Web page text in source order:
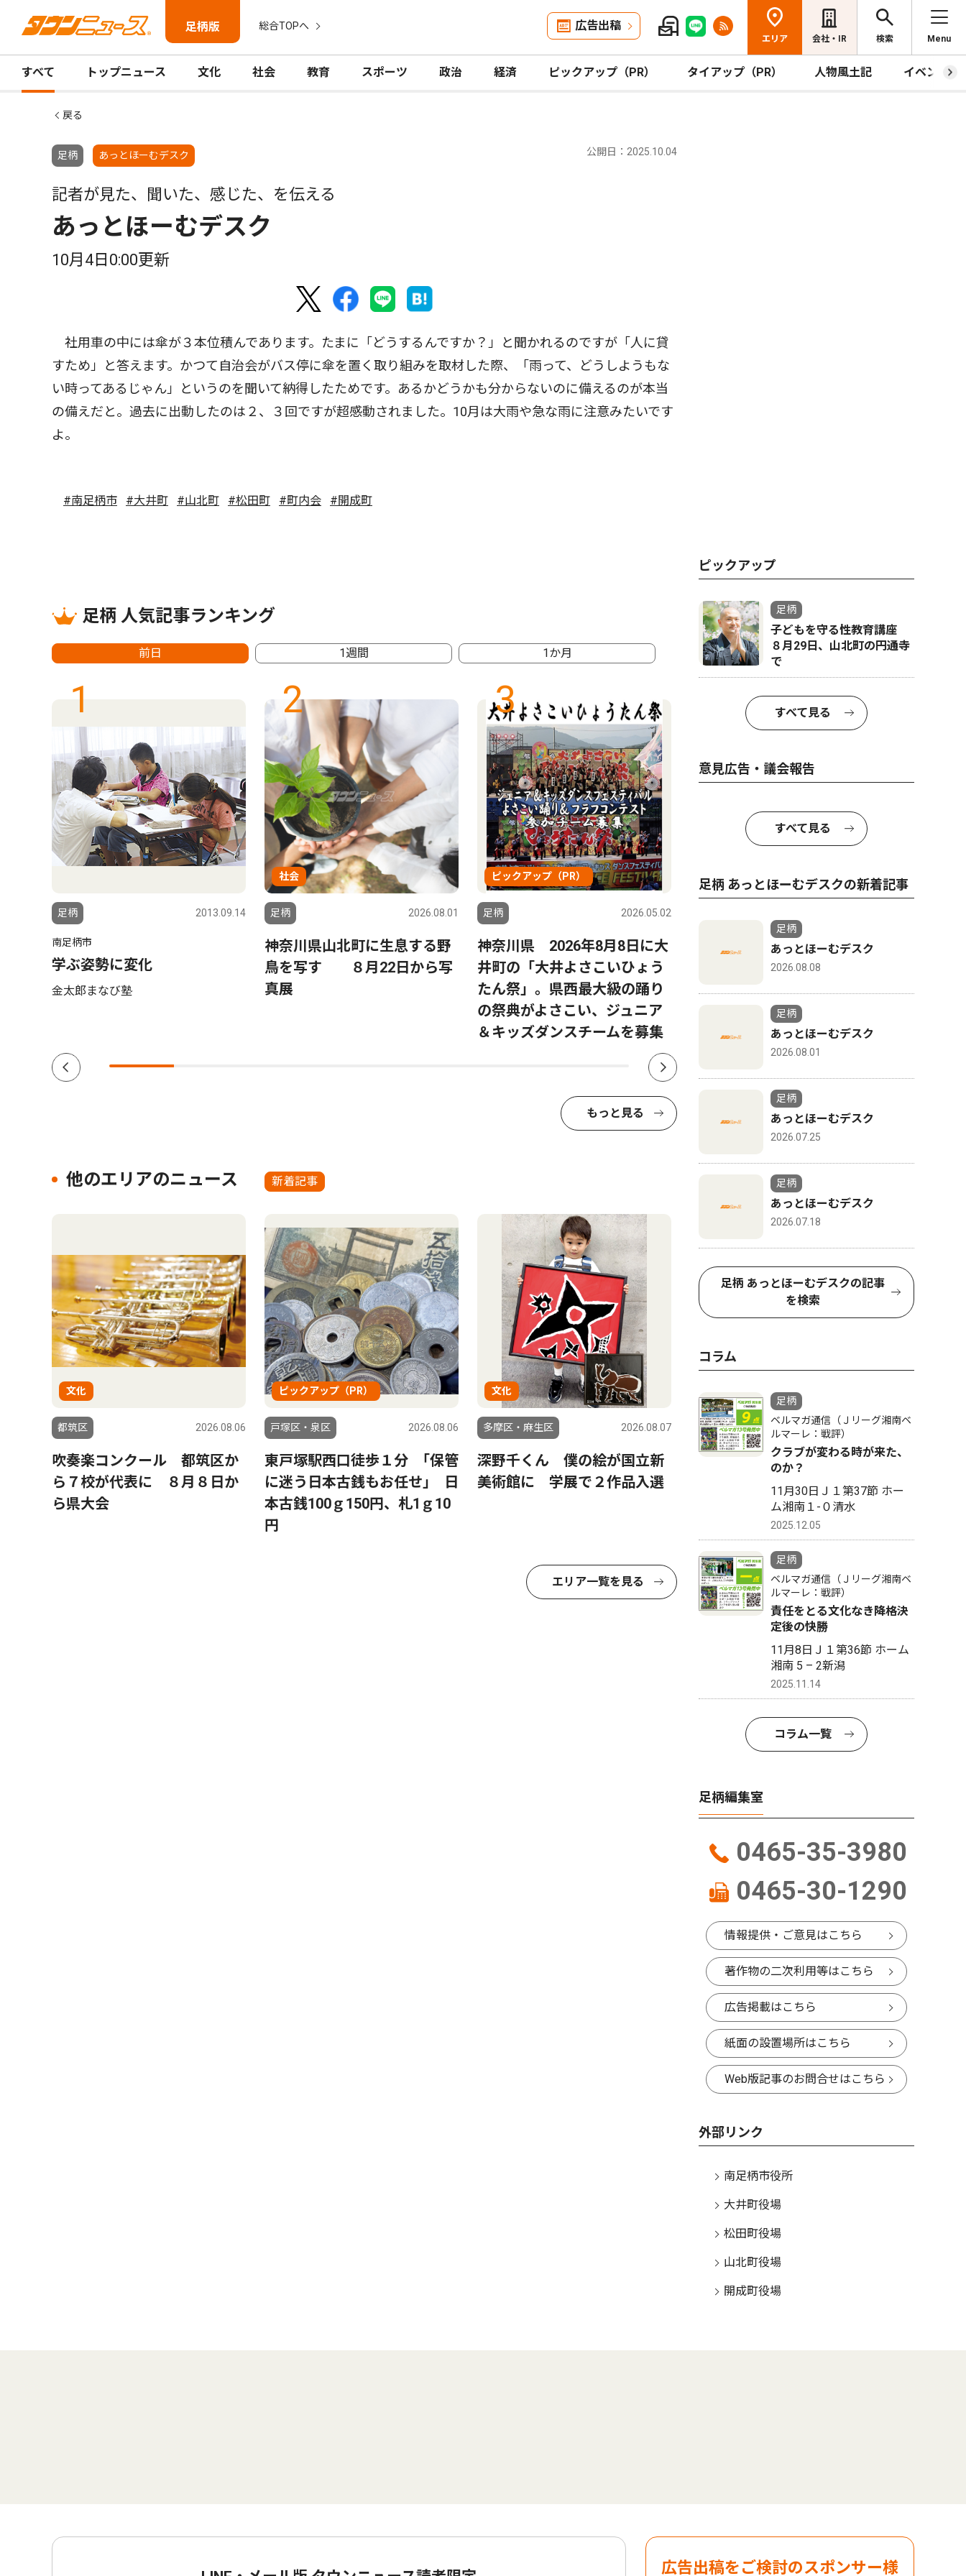
足柄版 総合TOPへ 広告出稿
エリア 会社・IR 検索 Menu
すべて トップニュース 文化 社会 教育 スポーツ 政治 経済 ピックアップ（PR） タイアップ（PR） 人物風土記 イベント
戻る
足柄 あっとほーむデスク 公開日：2025.10.04
記者が見た、聞いた、感じた、を伝える
あっとほーむデスク
10月4日0:00更新
社用車の中には傘が３本位積んであります。たまに「どうするんですか？」と聞かれるのですが「人に貸
すため」と答えます。かつて自治会がバス停に傘を置く取り組みを取材した際、「雨って、どうしようもな
い時ってあるじゃん」というのを聞いて納得したためです。あるかどうかも分からないのに備えるのが本当
の備えだと。過去に出動したのは２、３回ですが超感動されました。10月は大雨や急な雨に注意みたいです
よ。
#南足柄市 #大井町 #山北町 #松田町 #町内会 #開成町
足柄 人気記事ランキング
前日 1週間 1か月
1
足柄 2013.09.14
南足柄市
学ぶ姿勢に変化
金太郎まなび塾
2
社会
足柄 2026.08.01
神奈川県山北町に生息する野
鳥を写す ８月22日から写
真展
3
ピックアップ（PR）
足柄 2026.05.02
神奈川県 2026年8月8日に大
井町の「大井よさこいひょう
たん祭」。県西最大級の踊り
の祭典がよさこい、ジュニア
＆キッズダンスチームを募集
社会
「ＫＯＵＧＥＩ ＥＸＰＯ ㏌
ＫＡＮＡＧＡＷＡ」イベント
に堀田真由さん、磯村勇斗さ
んの出演決定
状
もっと見る
他のエリアのニュース 新着記事
文化
都筑区 2026.08.06
吹奏楽コンクール 都筑区か
ら７校が代表に ８月８日か
ら県大会
ピックアップ（PR）
戸塚区・泉区 2026.08.06
東戸塚駅西口徒歩１分 ｢保管
に迷う日本古銭もお任せ｣ 日
本古銭100ｇ150円、札1ｇ10
円
文化
多摩区・麻生区 2026.08.07
深野千くん 僕の絵が国立新
美術館に 学展で２作品入選
エリア一覧を見る
ピックアップ
足柄
子どもを守る性教育講座
８月29日、山北町の円通寺
で
すべて見る
意見広告・議会報告
すべて見る
足柄 あっとほーむデスクの新着記事
足柄
あっとほーむデスク
2026.08.08
足柄
あっとほーむデスク
2026.08.01
足柄
あっとほーむデスク
2026.07.25
足柄
あっとほーむデスク
2026.07.18
足柄 あっとほーむデスクの記事
を検索
コラム
足柄
ベルマガ通信（Ｊリーグ湘南ベ
ルマーレ：戦評）
クラブが変わる時が来た、
のか？
11月30日Ｊ１第37節 ホー
ム湘南１-０清水
2025.12.05
足柄
ベルマガ通信（Ｊリーグ湘南ベ
ルマーレ：戦評）
責任をとる文化なき降格決
定後の快勝
11月8日Ｊ１第36節 ホーム
湘南 5 – 2新潟
2025.11.14
コラム一覧
足柄編集室
0465-35-3980
0465-30-1290
情報提供・ご意見はこちら
著作物の二次利用等はこちら
広告掲載はこちら
紙面の設置場所はこちら
Web版記事のお問合せはこちら
外部リンク
南足柄市役所
大井町役場
松田町役場
山北町役場
開成町役場
広告出稿をご検討のスポンサー様